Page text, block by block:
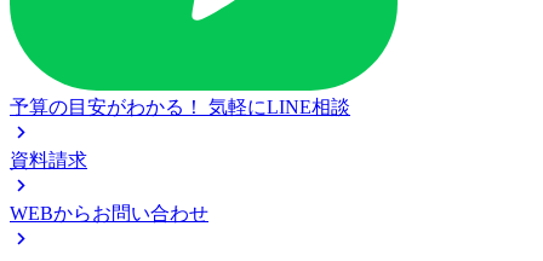
予算の目安がわかる！ 気軽にLINE相談
資料請求
WEBからお問い合わせ